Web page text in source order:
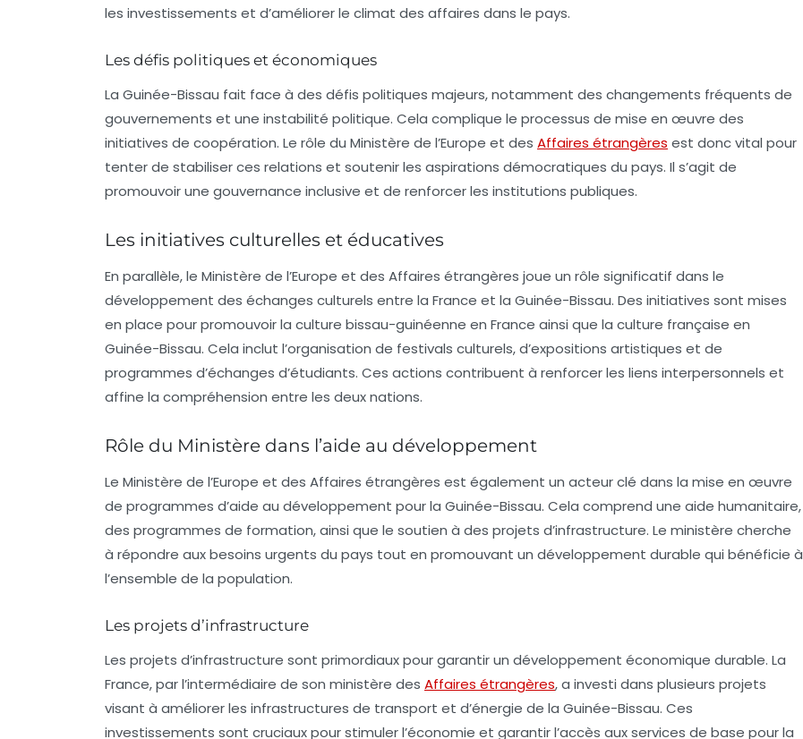
les investissements et d’améliorer le climat des affaires dans le pays.
Les défis politiques et économiques
La Guinée-Bissau fait face à des défis politiques majeurs, notamment des changements fréquents de
gouvernements et une instabilité politique. Cela complique le processus de mise en œuvre des
initiatives de coopération. Le rôle du Ministère de l’Europe et des Affaires étrangères est donc vital pour
tenter de stabiliser ces relations et soutenir les aspirations démocratiques du pays. Il s’agit de
promouvoir une gouvernance inclusive et de renforcer les institutions publiques.
Les initiatives culturelles et éducatives
En parallèle, le Ministère de l’Europe et des Affaires étrangères joue un rôle significatif dans le
développement des échanges culturels entre la France et la Guinée-Bissau. Des initiatives sont mises
en place pour promouvoir la culture bissau-guinéenne en France ainsi que la culture française en
Guinée-Bissau. Cela inclut l’organisation de festivals culturels, d’expositions artistiques et de
programmes d’échanges d’étudiants. Ces actions contribuent à renforcer les liens interpersonnels et
affine la compréhension entre les deux nations.
Rôle du Ministère dans l’aide au développement
Le Ministère de l’Europe et des Affaires étrangères est également un acteur clé dans la mise en œuvre
de programmes d’aide au développement pour la Guinée-Bissau. Cela comprend une aide humanitaire,
des programmes de formation, ainsi que le soutien à des projets d’infrastructure. Le ministère cherche
à répondre aux besoins urgents du pays tout en promouvant un développement durable qui bénéficie à
l’ensemble de la population.
Les projets d’infrastructure
Les projets d’infrastructure sont primordiaux pour garantir un développement économique durable. La
France, par l’intermédiaire de son ministère des Affaires étrangères, a investi dans plusieurs projets
visant à améliorer les infrastructures de transport et d’énergie de la Guinée-Bissau. Ces
investissements sont cruciaux pour stimuler l’économie et garantir l’accès aux services de base pour la